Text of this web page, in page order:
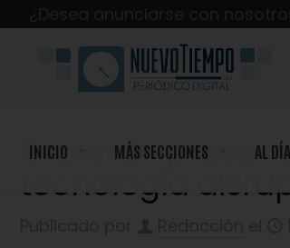
INICIO MÁS SECCIONES AL DÍA
Graiman
tecnología